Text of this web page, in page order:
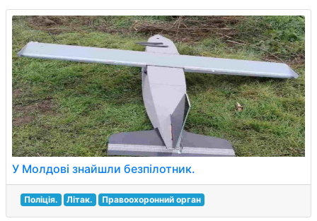
У Молдові знайшли безпілотник.
Поліція. Літак. Правоохоронний орган